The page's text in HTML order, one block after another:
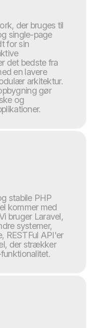
der bruges til
single-page
for sin
det bedste fra
en lavere
arkitektur.
gør
og
stabile PHP
kommer med
bruger Laravel,
systemer,
RESTFul API'er
der strækker